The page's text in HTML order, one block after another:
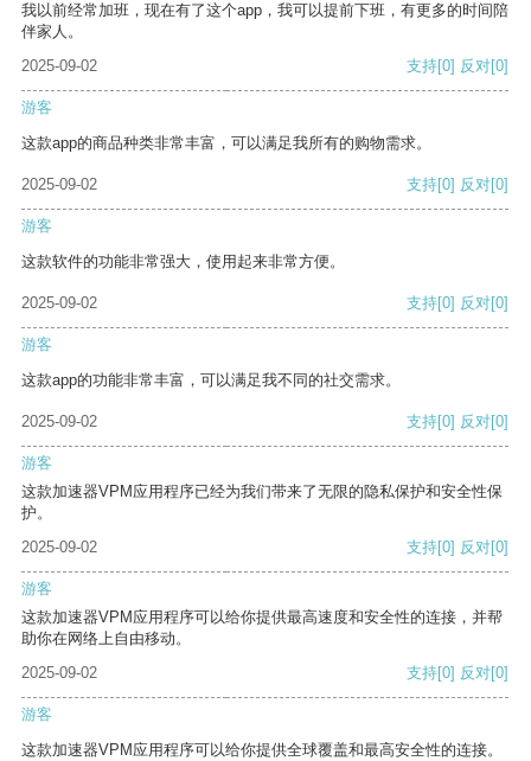
我以前经常加班，现在有了这个app，我可以提前下班，有更多的时间陪
伴家人。
2025-09-02
支持[0] 反对[0]
游客
这款app的商品种类非常丰富，可以满足我所有的购物需求。
2025-09-02 支持[0] 反对[0]
游客
这款软件的功能非常强大，使用起来非常方便。
2025-09-02 支持[0] 反对[0]
游客
这款app的功能非常丰富，可以满足我不同的社交需求。
2025-09-02 支持[0] 反对[0]
游客
这款加速器VPM应用程序已经为我们带来了无限的隐私保护和安全性保
护。
2025-09-02
支持[0] 反对[0]
游客
这款加速器VPM应用程序可以给你提供最高速度和安全性的连接，并帮
助你在网络上自由移动。
2025-09-02
支持[0] 反对[0]
游客
这款加速器VPM应用程序可以给你提供全球覆盖和最高安全性的连接。